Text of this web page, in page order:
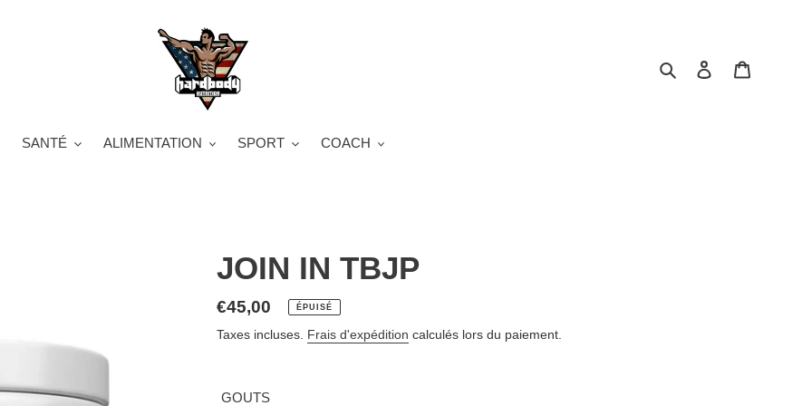
RechercherSe connecter
SANTÉ ALIMENTATION SPORT COACH
JOIN IN TBJP
Prix
normal
€45,00 ÉPUISÉ
Taxes incluses. Frais d'expédition calculés lors du paiement.
GOUTS